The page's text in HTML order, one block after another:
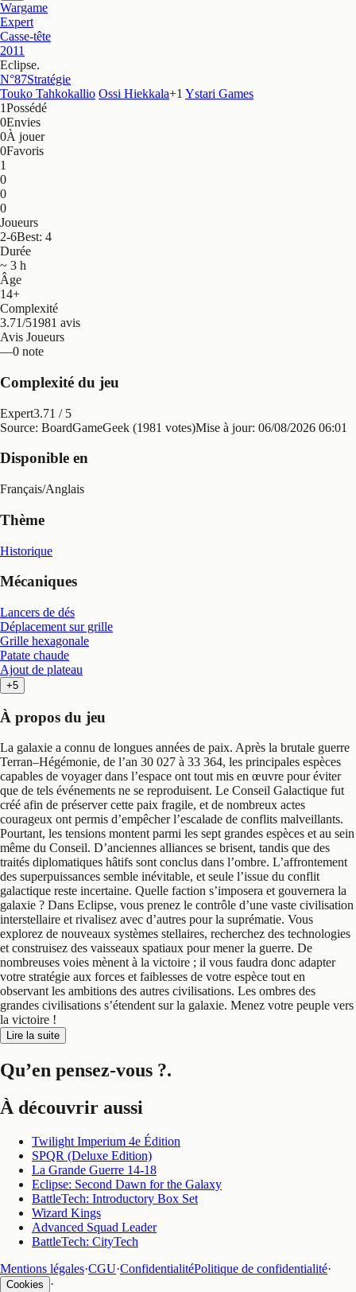
Wargame
Expert
Casse-tête
2011
Eclipse.
N°87Stratégie
Touko Tahkokallio Ossi Hiekkala+1 Ystari Games
1Possédé
0Envies
0À jouer
0Favoris
1
0
0
0
Joueurs
2-6Best: 4
Durée
~ 3 h
Âge
14+
Complexité
3.71/51981 avis
Avis Joueurs
—0 note
Complexité du jeu
Expert3.71 / 5
Source: BoardGameGeek (1981 votes)Mise à jour: 06/08/2026 06:01
Disponible en
Français/Anglais
Thème
Historique
Mécaniques
Lancers de dés
Déplacement sur grille
Grille hexagonale
Patate chaude
Ajout de plateau
+5
À propos du jeu
La galaxie a connu de longues années de paix. Après la brutale guerre
Terran–Hégémonie, de l’an 30 027 à 33 364, les principales espèces
capables de voyager dans l’espace ont tout mis en œuvre pour éviter
que de tels événements ne se reproduisent. Le Conseil Galactique fut
créé afin de préserver cette paix fragile, et de nombreux actes
courageux ont permis d’empêcher l’escalade de conflits malveillants.
Pourtant, les tensions montent parmi les sept grandes espèces et au sein
même du Conseil. D’anciennes alliances se brisent, tandis que des
traités diplomatiques hâtifs sont conclus dans l’ombre. L’affrontement
des superpuissances semble inévitable, et seule l’issue du conflit
galactique reste incertaine. Quelle faction s’imposera et gouvernera la
galaxie ? Dans Eclipse, vous prenez le contrôle d’une vaste civilisation
interstellaire et rivalisez avec d’autres pour la suprématie. Vous
explorez de nouveaux systèmes stellaires, recherchez des technologies
et construisez des vaisseaux spatiaux pour mener la guerre. De
nombreuses voies mènent à la victoire ; il vous faudra donc adapter
votre stratégie aux forces et faiblesses de votre espèce tout en
observant les ambitions des autres civilisations. Les ombres des
grandes civilisations s’étendent sur la galaxie. Menez votre peuple vers
la victoire !
Lire la suite
Qu’en pensez-vous ?.
À découvrir aussi
Twilight Imperium 4e Édition
SPQR (Deluxe Edition)
La Grande Guerre 14-18
Eclipse: Second Dawn for the Galaxy
BattleTech: Introductory Box Set
Wizard Kings
Advanced Squad Leader
BattleTech: CityTech
Mentions légales·CGU·ConfidentialitéPolitique de confidentialité·
Cookies ·